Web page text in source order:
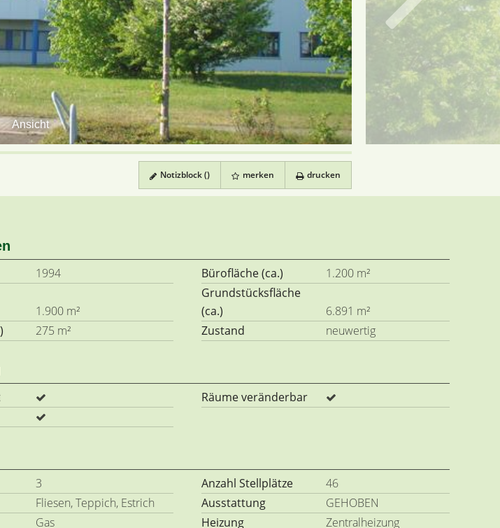
Ansicht
Notizblock () merken drucken
1994 Bürofläche (ca.) 1.200 m²
1.900 m²
Grundstücksfläche
(ca.)
6.891 m²
275 m² Zustand neuwertig
Räume veränderbar
3 Anzahl Stellplätze
46
Fliesen, Teppich, Estrich Ausstattung
GEHOBEN
Gas Heizung Zentralheizung